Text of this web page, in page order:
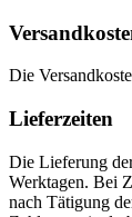
Die
Lieferzeiten
Die Lieferung
Werktagen. Bei
nach Tätigung